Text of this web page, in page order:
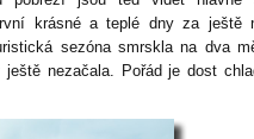
krásné a teplé dny za ještě
sezóna smrskla na dva
nezačala. Pořád je dost